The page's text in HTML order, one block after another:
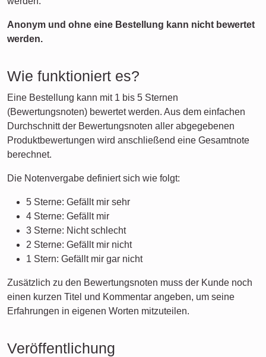
Anonym und ohne eine Bestellung kann nicht bewertet
werden.
Wie funktioniert es?
Eine Bestellung kann mit 1 bis 5 Sternen
(Bewertungsnoten) bewertet werden. Aus dem einfachen
Durchschnitt der Bewertungsnoten aller abgegebenen
Produktbewertungen wird anschließend eine Gesamtnote
berechnet.
Die Notenvergabe definiert sich wie folgt:
5 Sterne: Gefällt mir sehr
4 Sterne: Gefällt mir
3 Sterne: Nicht schlecht
2 Sterne: Gefällt mir nicht
1 Stern: Gefällt mir gar nicht
Zusätzlich zu den Bewertungsnoten muss der Kunde noch
einen kurzen Titel und Kommentar angeben, um seine
Erfahrungen in eigenen Worten mitzuteilen.
Veröffentlichung